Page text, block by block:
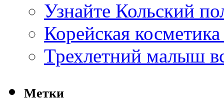
Узнайте Кольский
Корейская
Трехлетний малыш
Метки